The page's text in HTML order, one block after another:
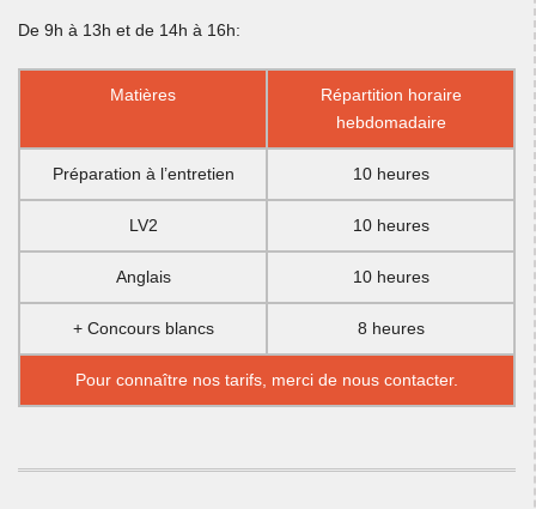
De 9h à 13h et de 14h à 16h:
Matières
Répartition horaire
hebdomadaire
Préparation à l’entretien 10 heures
LV2 10 heures
Anglais 10 heures
+ Concours blancs 8 heures
Pour connaître nos tarifs, merci de nous contacter.